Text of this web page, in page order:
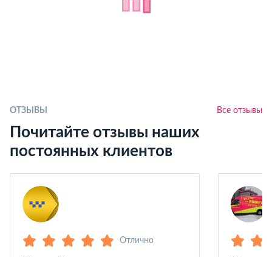
ОТЗЫВЫ Все отзывы
Почитайте отзывы наших
постоянных клиентов
Отлично